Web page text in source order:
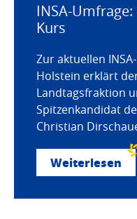
INSA-
Kurs
Zur aktuellen
Holstein erklärt
Landtagsfraktion
Spitzenkandidat
Christian
Weiterlesen